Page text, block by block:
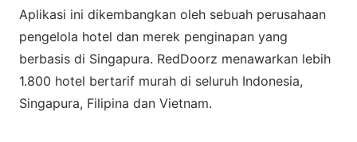
Aplikasi ini dikembangkan oleh sebuah perusahaan
pengelola hotel dan merek penginapan yang
berbasis di Singapura. RedDoorz menawarkan lebih
1.800 hotel bertarif murah di seluruh Indonesia,
Singapura, Filipina dan Vietnam.